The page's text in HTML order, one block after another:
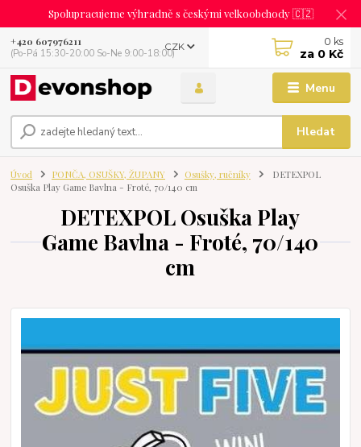
Spolupracujeme výhradně s českými velkoobchody 🇨🇿
Menu
CZK
Hledat
+420 607976211
(Po-Pá 15:30-20:00 So-Ne 9:00-18:00)
0 ks
za 0 Kč
Úvod PONČA, OSUŠKY, ŽUPANY Osušky, ručníky
DETEXPOL
Osuška Play Game Bavlna - Froté, 70/140 cm
DETEXPOL Osuška Play
Game Bavlna - Froté, 70/140
cm